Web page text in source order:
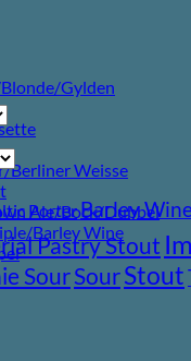
Gylden
Weisse
Ale/Bock/Dubbel
Barley Wine
PorterBarley Wine
Pastry Stout
SourSourStout